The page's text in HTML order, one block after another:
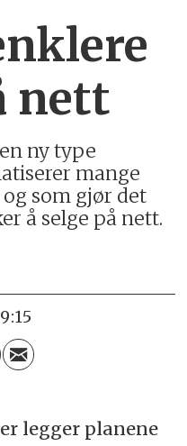
nett
ny type
mange
som gjør det
å selge på nett.
legger planene